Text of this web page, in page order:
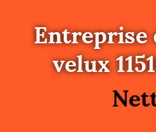
Entreprise
velux